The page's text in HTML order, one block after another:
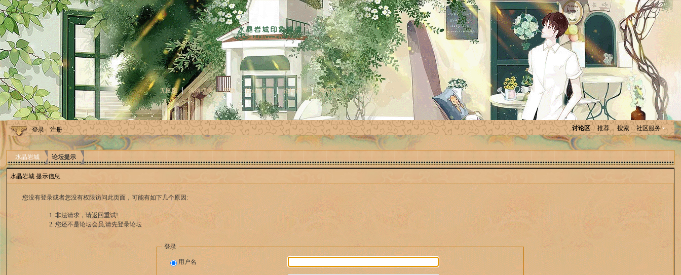
无图版 风格切换 帮助 Home首页 论坛首页 网站首页
登录 注册 讨论区 推荐 搜索 社区服务
水晶岩城 论坛提示
水晶岩城 提示信息
您没有登录或者您没有权限访问此页面，可能有如下几个原因:
非法请求，请返回重试!
您还不是论坛会员,请先登录论坛
登录
用户名